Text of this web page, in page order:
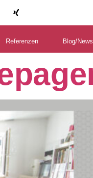
Referenzen Blog/News